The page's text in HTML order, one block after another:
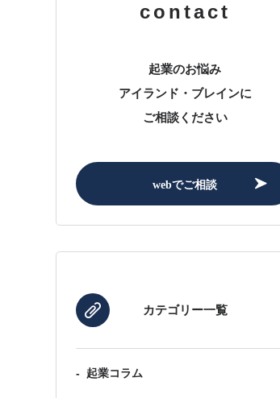
contact
起業のお悩み
アイランド・ブレインに
ご相談ください
webでご相談
カテゴリー一覧
- 起業コラム